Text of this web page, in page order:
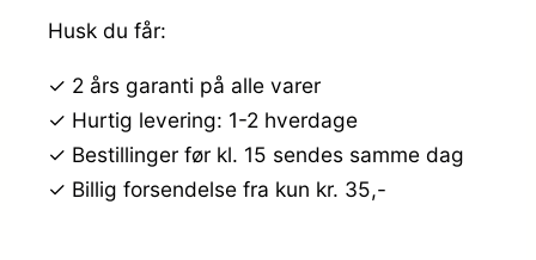
Husk du får:
✓ 2 års garanti på alle varer
✓ Hurtig levering: 1-2 hverdage
✓ Bestillinger før kl. 15 sendes samme dag
✓ Billig forsendelse fra kun kr. 35,-